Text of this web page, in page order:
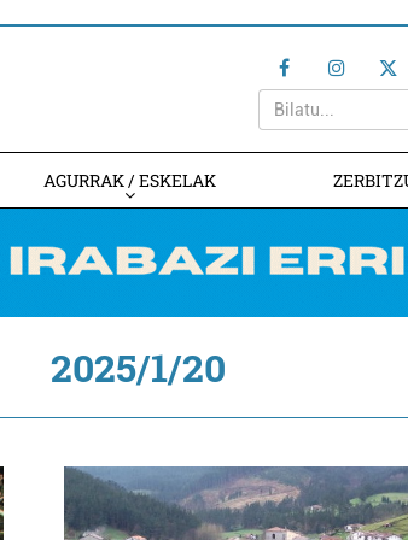
AGURRAK / ESKELAK
2025/1/20